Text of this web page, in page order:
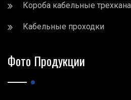
Короба кабельные
Кабельные проходки
Фото Продукции